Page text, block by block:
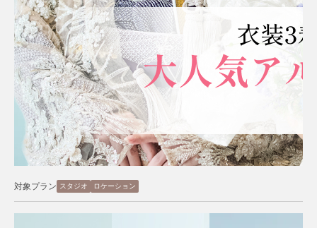
対象プラン スタジオ ロケーション